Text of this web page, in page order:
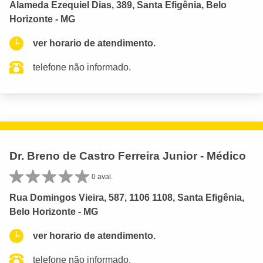
Alameda Ezequiel Dias, 389, Santa Efigênia, Belo
Horizonte - MG
ver horario de atendimento.
telefone não informado.
Dr. Breno de Castro Ferreira Junior - Médico
0 aval.
Rua Domingos Vieira, 587, 1106 1108, Santa Efigênia,
Belo Horizonte - MG
ver horario de atendimento.
telefone não informado.